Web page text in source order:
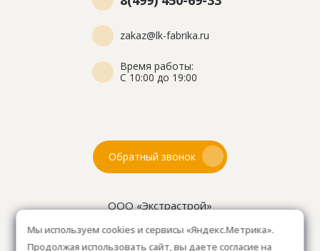
zakaz@lk-fabrika.ru
Время работы:
С 10:00 до 19:00
Обратный звонок
ООО «Экстрастрой»
ОГРН 1157746804753
Мы используем cookies и сервисы «Яндекс.Метрика».
Продолжая использовать сайт, вы даете согласие на